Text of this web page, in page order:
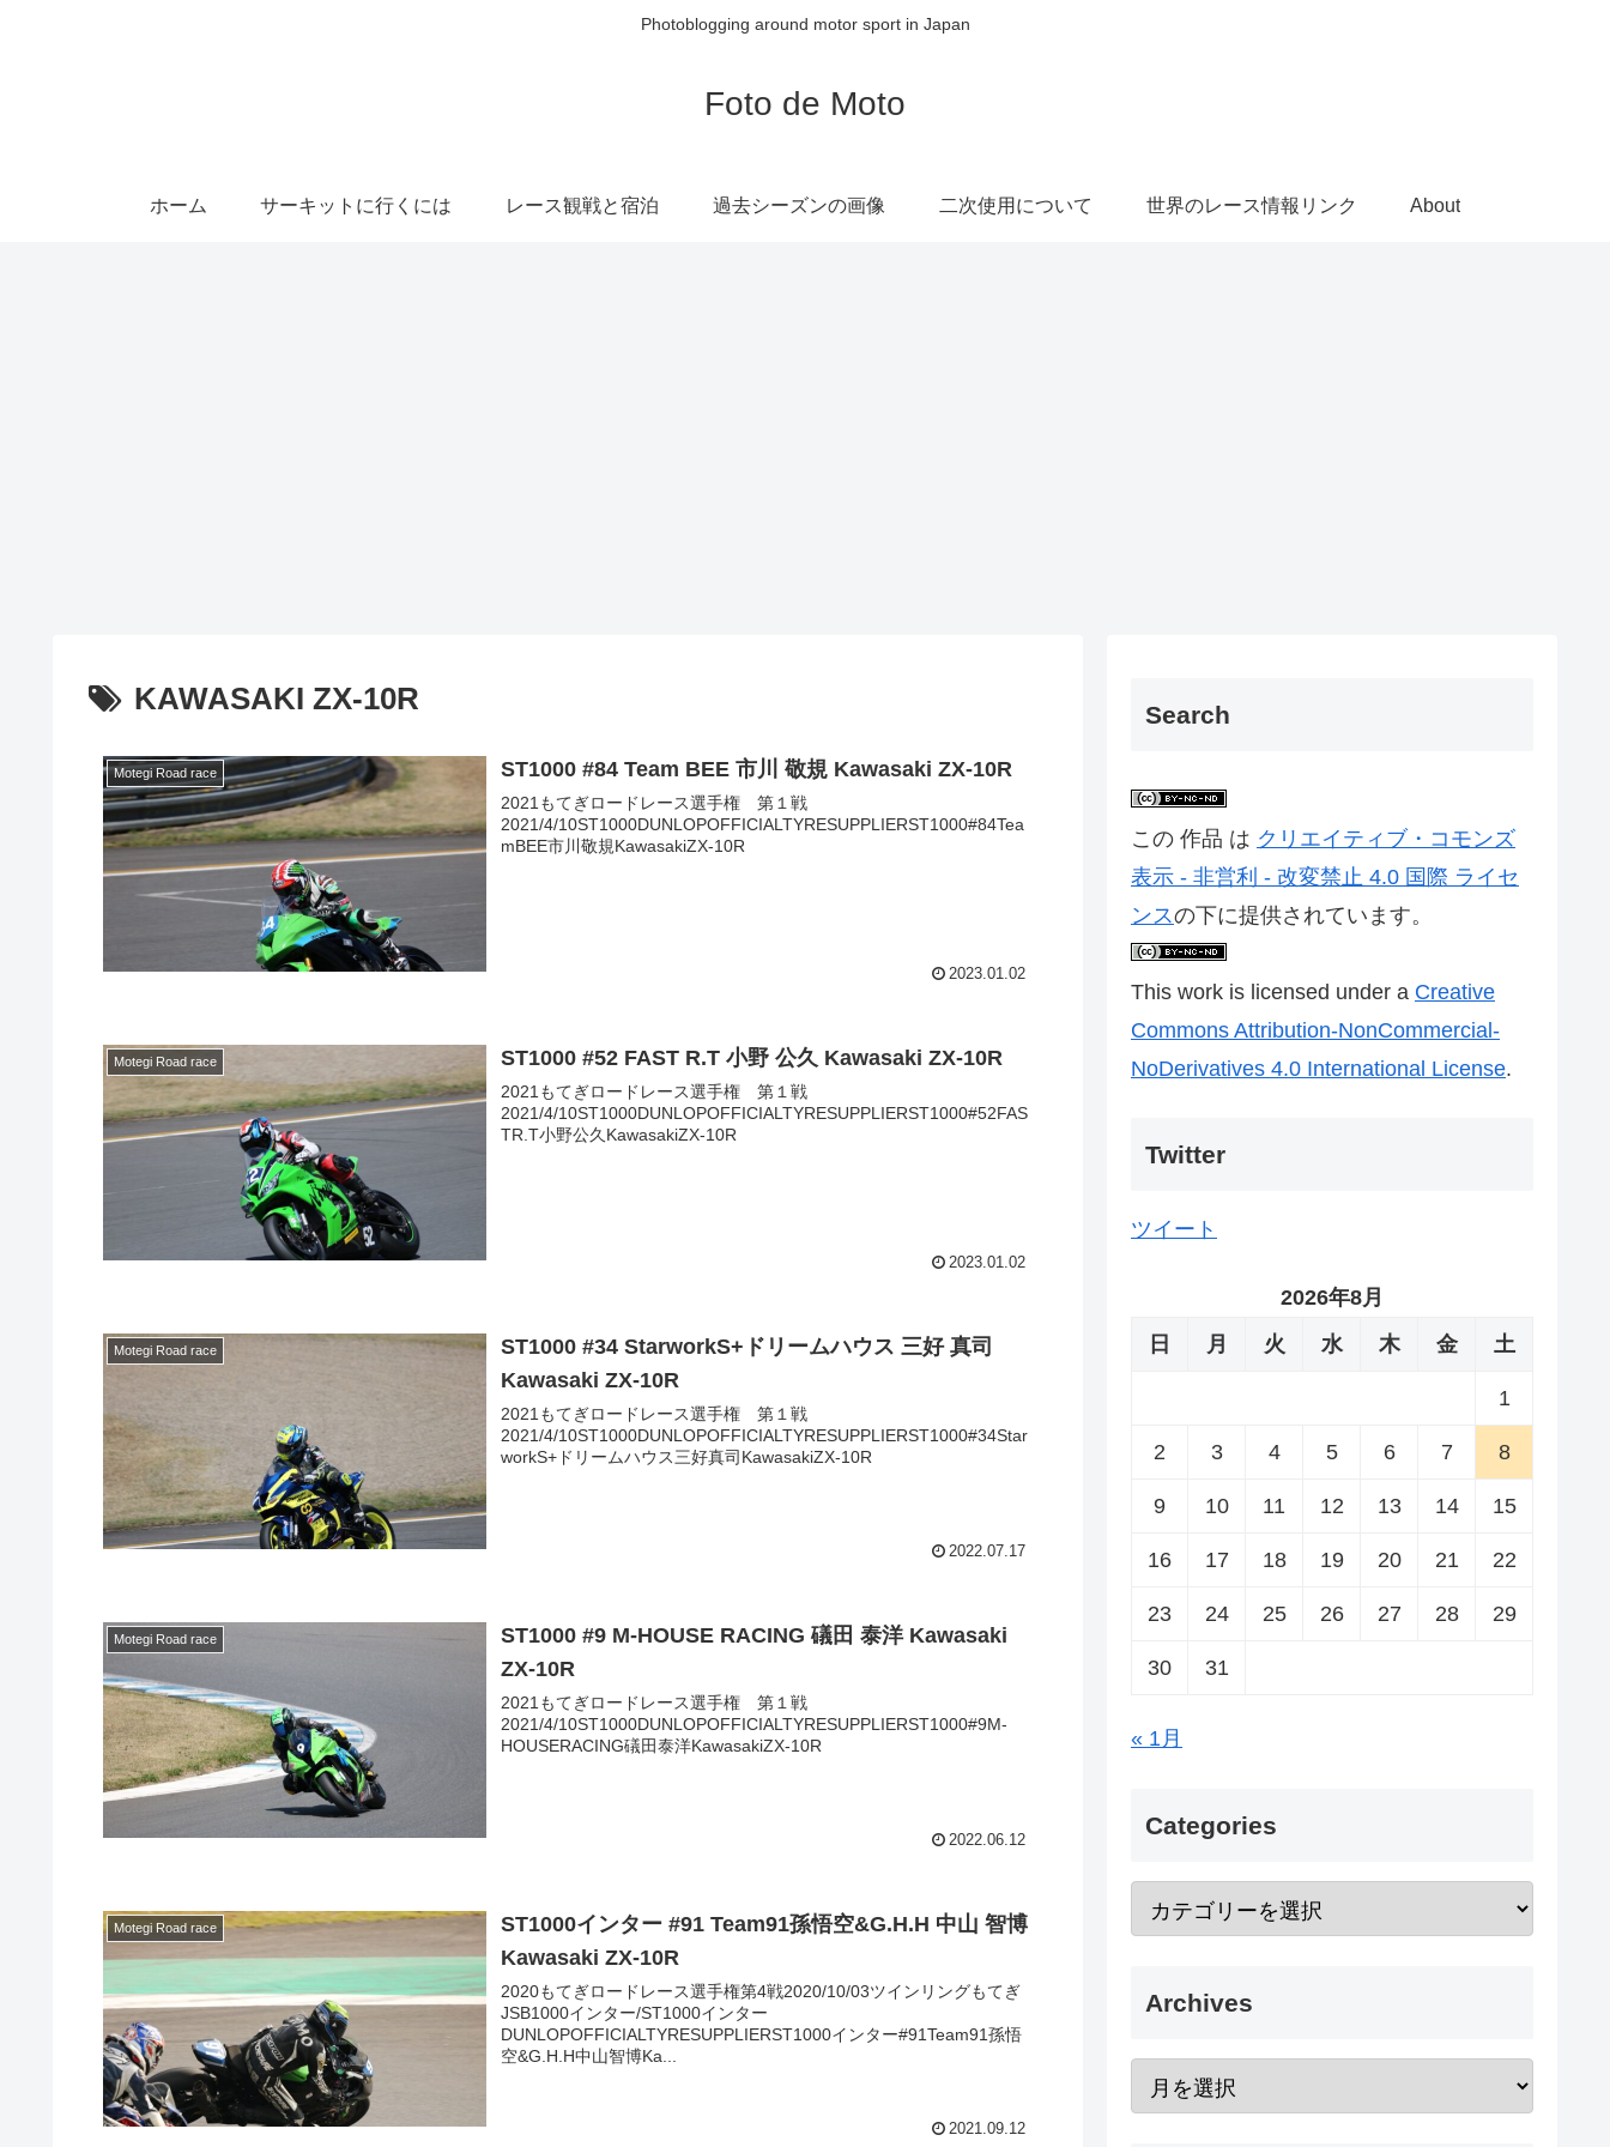
Photoblogging around motor sport in Japan
Foto de Moto
ホーム サーキットに行くには レース観戦と宿泊 過去シーズンの画像 二次使用について 世界のレース情報リンク About
KAWASAKI ZX-10R
Motegi Road race ST1000 #84 Team BEE 市川 敬規 Kawasaki ZX-10R
2021もてぎロードレース選手権 第１戦
2021/4/10ST1000DUNLOPOFFICIALTYRESUPPLIERST1000#84Tea
mBEE市川敬規KawasakiZX-10R
2023.01.02
Motegi Road race ST1000 #52 FAST R.T 小野 公久 Kawasaki ZX-10R
2021もてぎロードレース選手権 第１戦
2021/4/10ST1000DUNLOPOFFICIALTYRESUPPLIERST1000#52FAS
TR.T小野公久KawasakiZX-10R
2023.01.02
Motegi Road race
ST1000 #34 StarworkS+ドリームハウス 三好 真司
Kawasaki ZX-10R
2021もてぎロードレース選手権 第１戦
2021/4/10ST1000DUNLOPOFFICIALTYRESUPPLIERST1000#34Star
workS+ドリームハウス三好真司KawasakiZX-10R
2022.07.17
Motegi Road race
ST1000 #9 M-HOUSE RACING 礒田 泰洋 Kawasaki
ZX-10R
2021もてぎロードレース選手権 第１戦
2021/4/10ST1000DUNLOPOFFICIALTYRESUPPLIERST1000#9M-
HOUSERACING礒田泰洋KawasakiZX-10R
2022.06.12
Motegi Road race
ST1000インター #91 Team91孫悟空&G.H.H 中山 智博
Kawasaki ZX-10R
2020もてぎロードレース選手権第4戦2020/10/03ツインリングもてぎ
JSB1000インター/ST1000インター
DUNLOPOFFICIALTYRESUPPLIERST1000インター#91Team91孫悟
空&G.H.H中山智博Ka...
2021.09.12
Search
この 作品 は クリエイティブ・コモンズ
表示 - 非営利 - 改変禁止 4.0 国際 ライセ
ンスの下に提供されています。
This work is licensed under a Creative
Commons Attribution-NonCommercial-
NoDerivatives 4.0 International License.
Twitter
ツイート
2026年8月
日
月 火 水 木 金 土
1
2 3 4 5 6 7 8
9 10 11 12 13 14 15
16 17 18 19 20 21 22
23 24 25 26 27 28 29
30 31
« 1月
Categories
Archives